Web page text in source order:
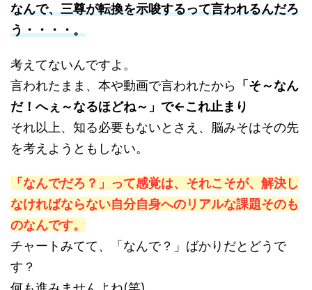
なんで、三尊が転換を示唆するって言われるんだろ
う・・・・。
考えてないんですよ。
言われたまま、本や動画で言われたから 「そ～なん
だ！へぇ～なるほどね～」で←これ止まり
それ以上、知る必要もないとさえ、脳みそはその先
を考えようともしない。
「なんでだろ？」って感覚は、それこそが、解決し
なければならない自分自身へのリアルな課題そのも
のなんです。
チャートみてて、「なんで？」ばかりだとどうで
す？